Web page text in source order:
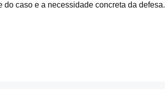
do caso e a necessidade concreta da defesa.